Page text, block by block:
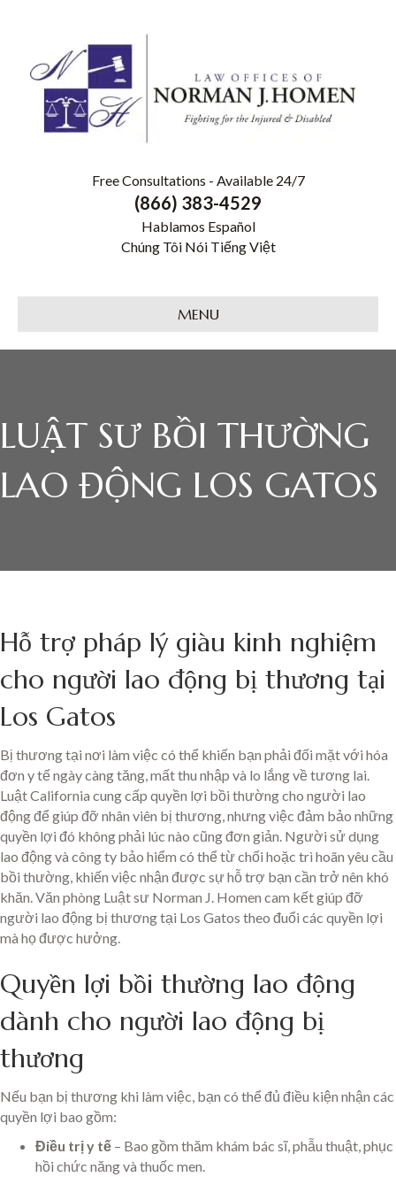
Free Consultations - Available 24/7
(866) 383-4529
Hablamos Español
Chúng Tôi Nói Tiếng Việt
MENU
LUẬT SƯ BỒI THƯỜNG
LAO ĐỘNG LOS GATOS
Hỗ trợ pháp lý giàu kinh nghiệm
cho người lao động bị thương tại
Los Gatos
Bị thương tại nơi làm việc có thể khiến bạn phải đối mặt với hóa
đơn y tế ngày càng tăng, mất thu nhập và lo lắng về tương lai.
Luật California cung cấp quyền lợi bồi thường cho người lao
động để giúp đỡ nhân viên bị thương, nhưng việc đảm bảo những
quyền lợi đó không phải lúc nào cũng đơn giản. Người sử dụng
lao động và công ty bảo hiểm có thể từ chối hoặc trì hoãn yêu cầu
bồi thường, khiến việc nhận được sự hỗ trợ bạn cần trở nên khó
khăn. Văn phòng Luật sư Norman J. Homen cam kết giúp đỡ
người lao động bị thương tại Los Gatos theo đuổi các quyền lợi
mà họ được hưởng.
Quyền lợi bồi thường lao động
dành cho người lao động bị
thương
Nếu bạn bị thương khi làm việc, bạn có thể đủ điều kiện nhận các
quyền lợi bao gồm:
Điều trị y tế – Bao gồm thăm khám bác sĩ, phẫu thuật, phục
hồi chức năng và thuốc men.